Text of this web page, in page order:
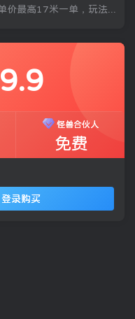
9.9
怪兽合伙人
免费
登录购买